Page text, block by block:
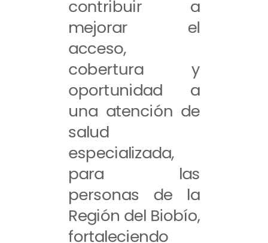
contribuir a
mejorar el
acceso,
cobertura y
oportunidad a
una atención de
salud
especializada,
para las
personas de la
Región del Biobío,
fortaleciendo